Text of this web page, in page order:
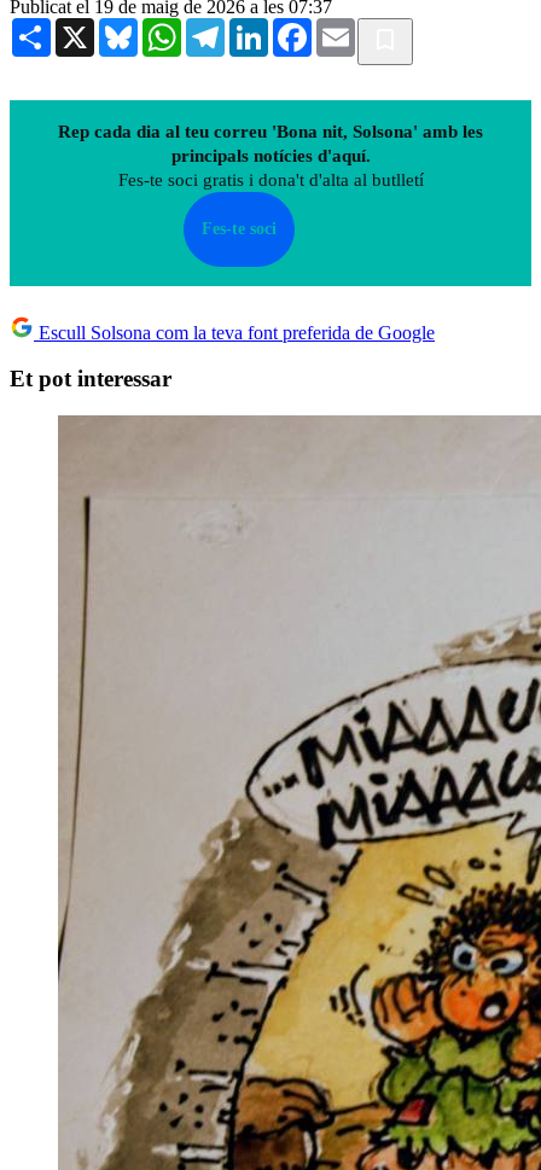
Publicat el 19 de maig de 2026 a les 07:37
Share X BlueskyWhatsAppTelegramLinkedInFacebook
Email
Rep cada dia al teu correu 'Bona nit, Solsona' amb les
principals notícies d'aquí.
Fes-te soci gratis i dona't d'alta al butlletí
Fes-te soci
Escull Solsona com la teva font preferida de Google
Et pot interessar